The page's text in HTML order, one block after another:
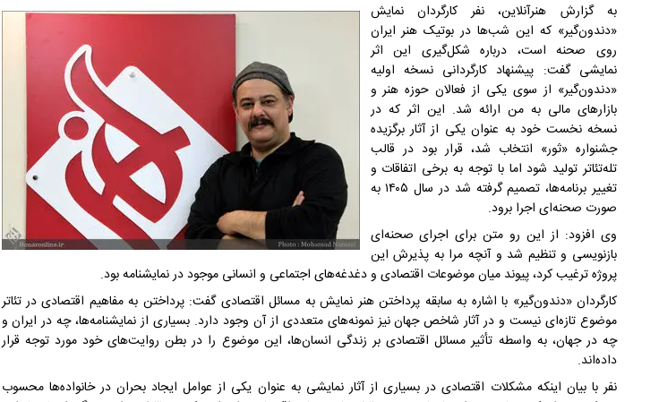
به گزارش هنرآنلاین، نفر کارگردان نمایش
«دندون‌گیر» که این‌ شب‌ها در بوتیک هنر ایران
روی صحنه است، درباره شکل‌گیری این اثر
نمایشی گفت: پیشنهاد کارگردانی نسخه اولیه
«دندون‌گیر» از سوی یکی از فعالان حوزه هنر و
بازارهای مالی به من ارائه شد. این اثر که در
نسخه نخست خود به عنوان یکی از آثار برگزیده
جشنواره «ثور» انتخاب شد، قرار بود در قالب
تله‌تئاتر تولید شود اما با توجه به برخی اتفاقات و
تغییر برنامه‌ها، تصمیم گرفته شد در سال ۱۴۰۵ به
صورت صحنه‌ای اجرا برود.
وی افزود: از این رو متن برای اجرای صحنه‌ای
بازنویسی و تنظیم شد و آنچه مرا به پذیرش این
پروژه ترغیب کرد، پیوند میان موضوعات اقتصادی و دغدغه‌های اجتماعی و انسانی موجود در نمایشنامه بود.
کارگردان «دندون‌گیر» با اشاره به سابقه پرداختن هنر نمایش به مسائل اقتصادی گفت: پرداختن به مفاهیم اقتصادی در تئاتر
موضوع تازه‌ای نیست و در آثار شاخص جهان نیز نمونه‌های متعددی از آن وجود دارد. بسیاری از نمایشنامه‌ها، چه در ایران و
چه در جهان، به واسطه تأثیر مسائل اقتصادی بر زندگی انسان‌ها، این موضوع را در بطن روایت‌های خود مورد توجه قرار
داده‌اند.
نفر با بیان اینکه مشکلات اقتصادی در بسیاری از آثار نمایشی به عنوان یکی از عوامل ایجاد بحران در خانواده‌ها محسوب